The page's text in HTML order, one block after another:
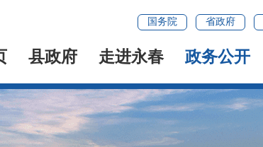
国务院 省政府
县政府 走进永春 政务公开